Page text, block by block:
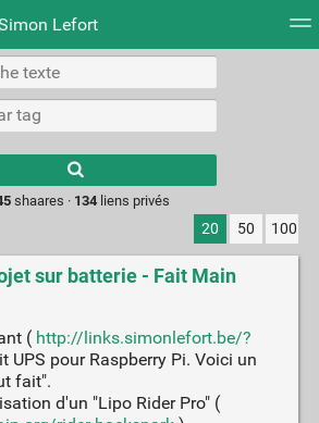
Lefort
Mur d'images
results.
shaares · 134liens privés
20 50 100
sur batterie - Fait Main
( http://links.simonlefort.be/?
UPS pour Raspberry Pi. Voici un
fait".
d'un "Lipo Rider Pro" (